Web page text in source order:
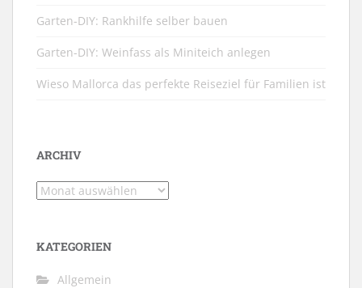
Garten-DIY: Rankhilfe selber bauen
Garten-DIY: Weinfass als Miniteich anlegen
Wieso Mallorca das perfekte Reiseziel für Familien ist
ARCHIV
Archiv
KATEGORIEN
Allgemein